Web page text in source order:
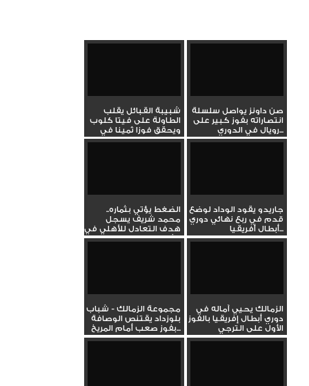
صن داونز يواصل سلسلة
انتصاراته بفوز كبير على
رويال في الدوري...
شبيبة القبائل يقلب
الطاولة على فيتا كلوب
ويحقق فوزا ثمينا في
دوري...
جاريدو يقود الوداد لوضع
قدم في ربع نهائي دوري
أبطال أفريقيا...
الضغط يؤتي بثماره..
محمد شريف يسجل
هدف التعادل للأهلي في
شباك صن...
الزمالك يحيي آماله في
دوري أبطال إفريقيا بالفوز
الأول على الترجي
مجموعة الزمالك - شباب
بلوزداد يقتنص الوصافة
بفوز صعب أمام المريخ...